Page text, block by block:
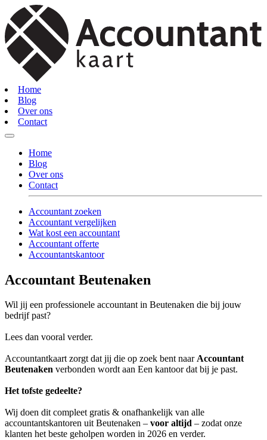
Home
Blog
Over ons
Contact
Home
Blog
Over ons
Contact
Accountant zoeken
Accountant vergelijken
Wat kost een accountant
Accountant offerte
Accountantskantoor
Accountant Beutenaken
Wil jij een professionele accountant in Beutenaken die bij jouw
bedrijf past?
Lees dan vooral verder.
Accountantkaart zorgt dat jij die op zoek bent naarAccountant
Beutenaken verbonden wordt aan Een kantoor dat bij je past.
Het tofste gedeelte?
Wij doen dit compleet gratis & onafhankelijk van alle
accountantskantoren uit Beutenaken – voor altijd – zodat onze
klanten het beste geholpen worden in 2026 en verder.